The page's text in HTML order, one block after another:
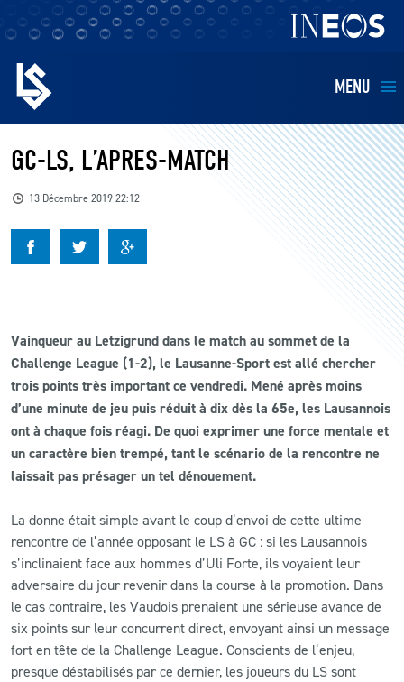
MENU
EQUIPES
BILLETTERIE
FANS
BUSINESS
RESTAURATION
CLUB
ACTUALITÉS
LS E-SHOP
L’APP DU LS
LS ACADEMY CAMPS
GC-LS, L’APRES-MATCH
13 Décembre 2019 22:12
Vainqueur au Letzigrund dans le match au sommet de la
Challenge League (1-2), le Lausanne-Sport est allé chercher
trois points très important ce vendredi. Mené après moins
d’une minute de jeu puis réduit à dix dès la 65e, les Lausannois
ont à chaque fois réagi. De quoi exprimer une force mentale et
un caractère bien trempé, tant le scénario de la rencontre ne
laissait pas présager un tel dénouement.
La donne était simple avant le coup d’envoi de cette ultime
rencontre de l’année opposant le LS à GC : si les Lausannois
s’inclinaient face aux hommes d’Uli Forte, ils voyaient leur
adversaire du jour revenir dans la course à la promotion. Dans
le cas contraire, les Vaudois prenaient une sérieuse avance de
six points sur leur concurrent direct, envoyant ainsi un message
fort en tête de la Challenge League. Conscients de l’enjeu,
presque déstabilisés par ce dernier, les joueurs du LS sont